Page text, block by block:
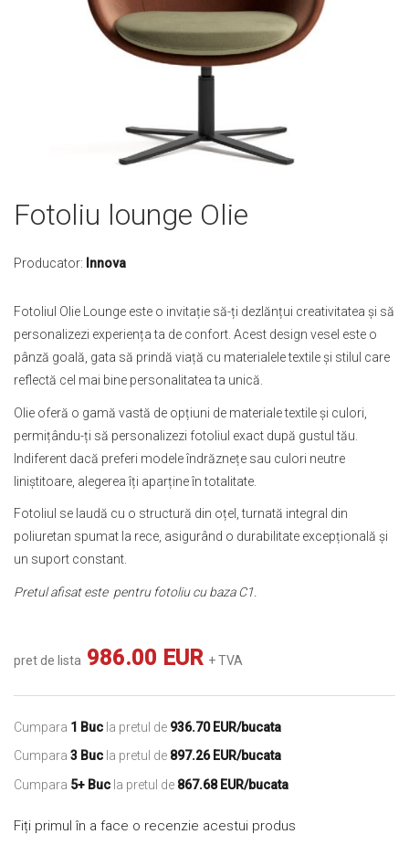
Fotoliu lounge Olie
Producator: Innova
Fotoliul Olie Lounge este o invitație să-ți dezlănțui creativitatea și să
personalizezi experiența ta de confort. Acest design vesel este o
pânză goală, gata să prindă viață cu materialele textile și stilul care
reflectă cel mai bine personalitatea ta unică.
Olie oferă o gamă vastă de opțiuni de materiale textile și culori,
permițându-ți să personalizezi fotoliul exact după gustul tău.
Indiferent dacă preferi modele îndrăznețe sau culori neutre
liniștitoare, alegerea îți aparține în totalitate.
Fotoliul se laudă cu o structură din oțel, turnată integral din
poliuretan spumat la rece, asigurând o durabilitate excepțională și
un suport constant.
Pretul afisat este pentru fotoliu cu baza C1.
pret de lista 986.00 EUR + TVA
Cumpara 1 Buc la pretul de 936.70 EUR/bucata
Cumpara 3 Buc la pretul de 897.26 EUR/bucata
Cumpara 5+ Buc la pretul de 867.68 EUR/bucata
Fiți primul în a face o recenzie acestui produs
Skip
to
beginning
images
gallery